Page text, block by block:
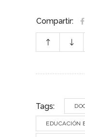
Compartir:
Tags:
EDUCACIÓN